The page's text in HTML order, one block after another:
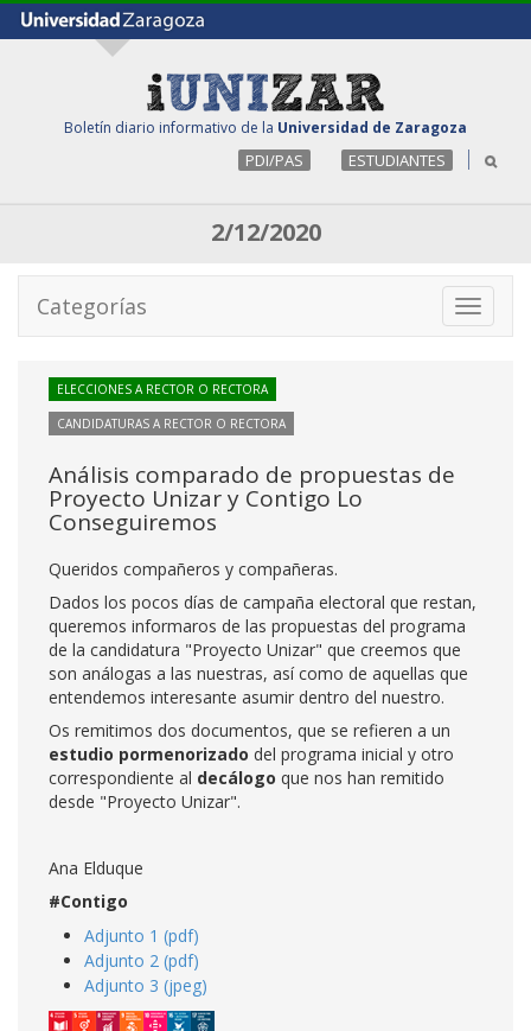
Boletín diario informativo de la Universidad de Zaragoza
PDI/PAS ESTUDIANTES
2/12/2020
Toggle
Categorías
ELECCIONES A RECTOR O RECTORA
CANDIDATURAS A RECTOR O RECTORA
Análisis comparado de propuestas de
Proyecto Unizar y Contigo Lo
Conseguiremos
Queridos compañeros y compañeras.
Dados los pocos días de campaña electoral que restan,
queremos informaros de las propuestas del programa
de la candidatura "Proyecto Unizar" que creemos que
son análogas a las nuestras, así como de aquellas que
entendemos interesante asumir dentro del nuestro.
Os remitimos dos documentos, que se refieren a un
estudio pormenorizado del programa inicial y otro
correspondiente al decálogo que nos han remitido
desde "Proyecto Unizar".
Ana Elduque
#Contigo
Adjunto 1 (pdf)
Adjunto 2 (pdf)
Adjunto 3 (jpeg)